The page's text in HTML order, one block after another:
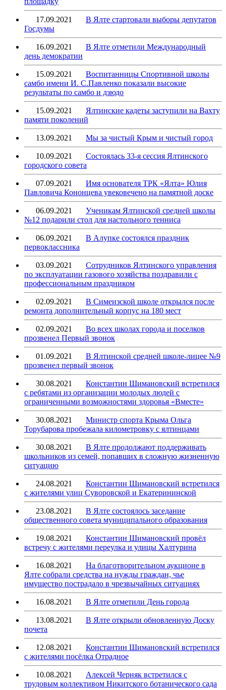
17.09.2021
В Ялте стартовали выборы депутатов
Госдумы
16.09.2021
В Ялте отметили Международный
день демократии
15.09.2021
Воспитанницы Спортивной школы
самбо имени И. С.Павленко показали высокие
результаты по самбо и дзюдо
15.09.2021
Ялтинские кадеты заступили на Вахту
памяти поколений
13.09.2021 Мы за чистый Крым и чистый город
10.09.2021
Состоялась 33-я сессия Ялтинского
городского совета
07.09.2021
Имя основателя ТРК «Ялта» Юлия
Павловича Кононцева увековечено на памятной доске
06.09.2021
Ученикам Ялтинской средней школы
№12 подарили стол для настольного тенниса
06.09.2021
В Алупке состоялся праздник
первоклассника
03.09.2021
Сотрудников Ялтинского управления
по эксплуатации газового хозяйства поздравили с
профессиональным праздником
02.09.2021
В Симеизской школе открылся после
ремонта дополнительный корпус на 180 мест
02.09.2021
Во всех школах города и поселков
прозвенел Первый звонок
01.09.2021
В Ялтинской средней школе-лицее №9
прозвенел первый звонок
30.08.2021
Константин Шимановский встретился
с ребятами из организации молодых людей с
ограниченными возможностями здоровья «Вместе»
30.08.2021
Министр спорта Крыма Ольга
Торубарова пробежала километровку с ялтинцами
30.08.2021
В Ялте продолжают поддерживать
школьников из семей, попавших в сложную жизненную
ситуацию
24.08.2021
Константин Шимановский встретился
с жителями улиц Суворовской и Екатерининской
23.08.2021
В Ялте состоялось заседание
общественного совета муниципального образования
19.08.2021
Константин Шимановский провёл
встречу с жителями переулка и улицы Халтурина
16.08.2021
На благотворительном аукционе в
Ялте собрали средства на нужды граждан, чье
имущество пострадало в чрезвычайных ситуациях
16.08.2021 В Ялте отметили День города
13.08.2021
В Ялте открыли обновленную Доску
почета
12.08.2021
Константин Шимановский встретился
с жителями посёлка Отрадное
10.08.2021
Алексей Черняк встретился с
трудовым коллективом Никитского ботанического сада